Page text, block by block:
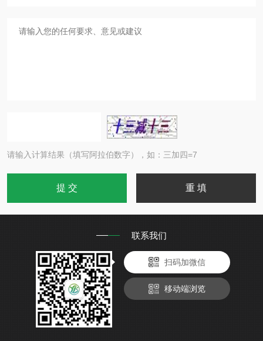
请输入计算结果（填写阿拉伯数字），如：三加四=7
联系我们
扫码加微信
移动端浏览